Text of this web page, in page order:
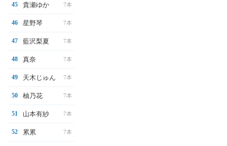
45 貴瀬ゆか 7本
46 星野琴 7本
47 藍沢梨夏 7本
48 真奈 7本
49 天木じゅん 7本
50 柚乃花 7本
51 山本有紗 7本
52 累累 7本